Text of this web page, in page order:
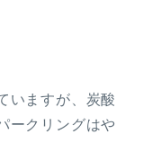
いますが、炭酸
ークリングはや